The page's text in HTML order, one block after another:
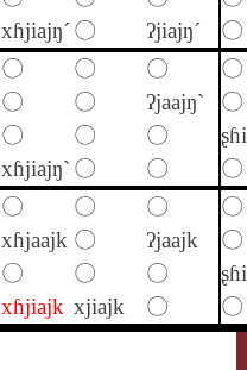
xɦjiajŋ´ 〇 ʔjiajŋ´
〇
〇 〇 〇
〇
〇 〇 ʔjaajŋ`
〇
〇 〇 〇
xɦjiajŋ` 〇 〇
〇
〇 〇 〇
〇
xɦjaajk 〇 ʔjaajk
〇
〇 〇 〇
xɦjiajk xjiajk 〇 〇